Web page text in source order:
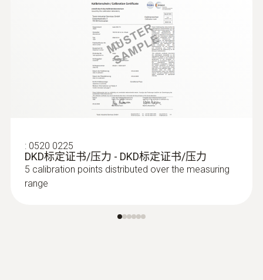
: 0520 0225
DKD标定证书/压力 - DKD标定证书/压力
5 calibration points distributed over the measuring
range